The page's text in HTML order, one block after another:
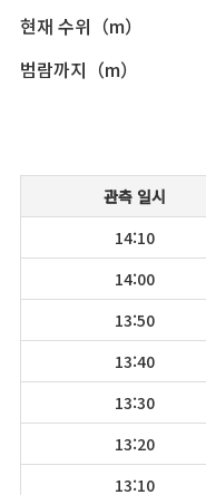
현재 수위（m）
범람까지（m）
관측 일시
14:10
14:00
13:50
13:40
13:30
13:20
13:10